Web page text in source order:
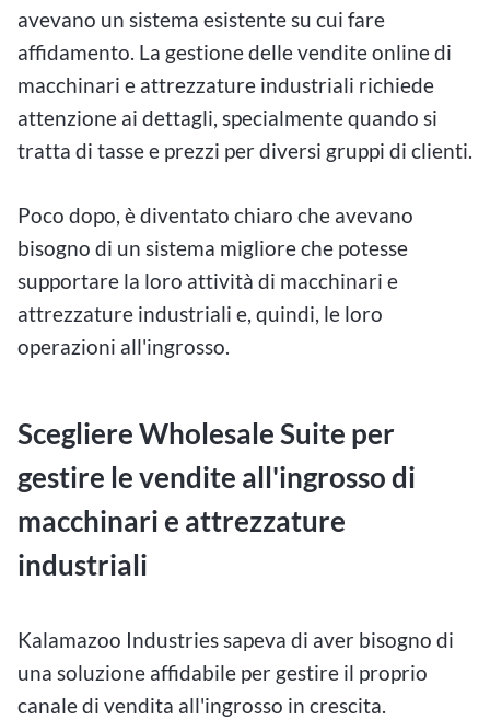
avevano un sistema esistente su cui fare
affidamento. La gestione delle vendite online di
macchinari e attrezzature industriali richiede
attenzione ai dettagli, specialmente quando si
tratta di tasse e prezzi per diversi gruppi di clienti.
Poco dopo, è diventato chiaro che avevano
bisogno di un sistema migliore che potesse
supportare la loro attività di macchinari e
attrezzature industriali e, quindi, le loro
operazioni all'ingrosso.
Scegliere Wholesale Suite per
gestire le vendite all'ingrosso di
macchinari e attrezzature
industriali
Kalamazoo Industries sapeva di aver bisogno di
una soluzione affidabile per gestire il proprio
canale di vendita all'ingrosso in crescita.